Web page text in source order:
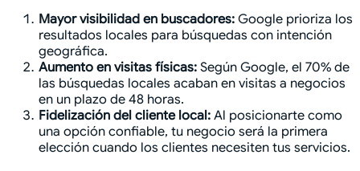
Mayor visibilidad en buscadores: Google prioriza los
resultados locales para búsquedas con intención
geográfica.
Aumento en visitas físicas: Según Google, el 70% de
las búsquedas locales acaban en visitas a negocios
en un plazo de 48 horas.
Fidelización del cliente local: Al posicionarte como
una opción confiable, tu negocio será la primera
elección cuando los clientes necesiten tus servicios.